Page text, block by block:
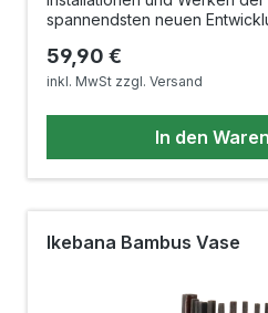
spannendsten neuen
Praktizierenden der
300mmHardcover, 2008208
Regulärer Preis:
59,90 €
inkl. MwSt zzgl. Versand
In den
Ikebana Bambus Vase